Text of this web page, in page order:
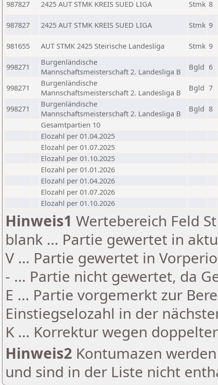
987827 2425 AUT STMK KREIS SUED LIGA Stmk 8
987827 2425 AUT STMK KREIS SUED LIGA Stmk 9
981655 AUT STMK 2425 Steirische Landesliga Stmk 9
998271
Burgenländische
Mannschaftsmeisterschaft 2. Landesliga B
Bgld 6
998271
Burgenländische
Mannschaftsmeisterschaft 2. Landesliga B
Bgld 7
998271
Burgenländische
Mannschaftsmeisterschaft 2. Landesliga B
Bgld 8
Gesamtpartien 10
Elozahl per 01.04.2025
Elozahl per 01.07.2025
Elozahl per 01.10.2025
Elozahl per 01.01.2026
Elozahl per 01.04.2026
Elozahl per 01.07.2026
Elozahl per 01.10.2026
Hinweis1 Wertebereich Feld
blank ... Partie gewertet in
V ... Partie gewertet in
- ... Partie nicht gewertet, da
E ... Partie vorgemerkt zur
Einstiegselozahl in der
K ... Korrektur wegen
Hinweis2 Kontumazen
und sind in der Liste nicht